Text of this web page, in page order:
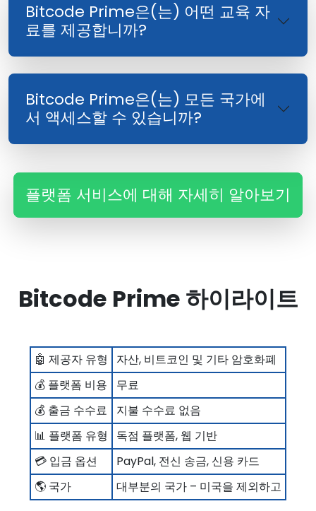
Bitcode Prime은(는) 어떤 교육 자
료를 제공합니까?
Bitcode Prime은(는) 모든 국가에
서 액세스할 수 있습니까?
플랫폼 서비스에 대해 자세히 알아보기
Bitcode Prime 하이라이트
🤖 제공자 유형
자산, 비트코인 및 기타 암호화폐
💰 플랫폼 비용
무료
💰 출금 수수료
지불 수수료 없음
📊 플랫폼 유형
독점 플랫폼, 웹 기반
💳 입금 옵션
PayPal, 전신 송금, 신용 카드
🌎 국가
대부분의 국가 – 미국을 제외하고